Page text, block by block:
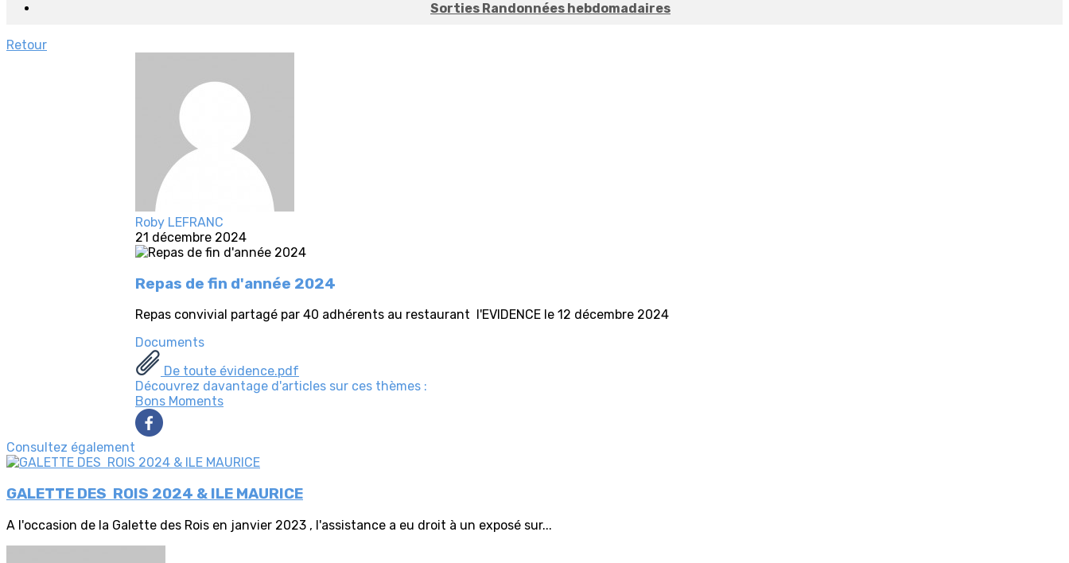
Sorties Randonnées hebdomadaires
Retour
Roby LEFRANC
21 décembre 2024
Repas de fin d'année 2024
Repas convivial partagé par 40 adhérents au restaurant l'EVIDENCE le 12 décembre 2024
Documents
De toute évidence.pdf
Découvrez davantage d'articles sur ces thèmes :
Bons Moments
Consultez également
GALETTE DES ROIS 2024 & ILE MAURICE
A l'occasion de la Galette des Rois en janvier 2023 , l'assistance a eu droit à un exposé sur...